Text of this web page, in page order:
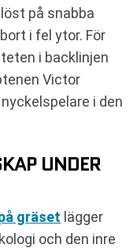
på snabba
i fel ytor. För
i backlinjen
Victor
i den
UNDER
gräset lägger
och den inre